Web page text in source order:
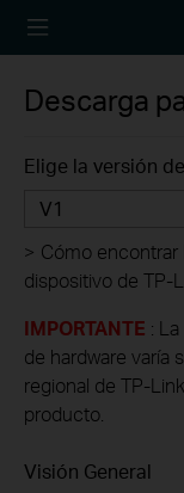
Descarga
Elige la versión
V1
> Cómo encontrar
dispositivo de TP-
IMPORTANTE :
de hardware varía
regional de TP-
producto.
Visión General